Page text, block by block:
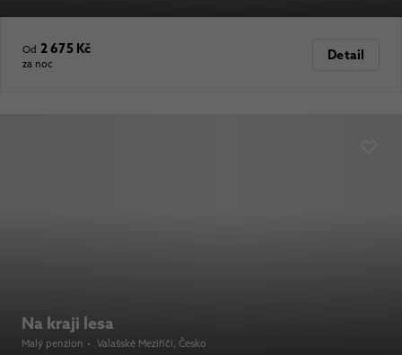
Od 2 675 Kč
za noc
Detail
Na kraji lesa
Malý penzion • Valašské Meziříčí, Česko